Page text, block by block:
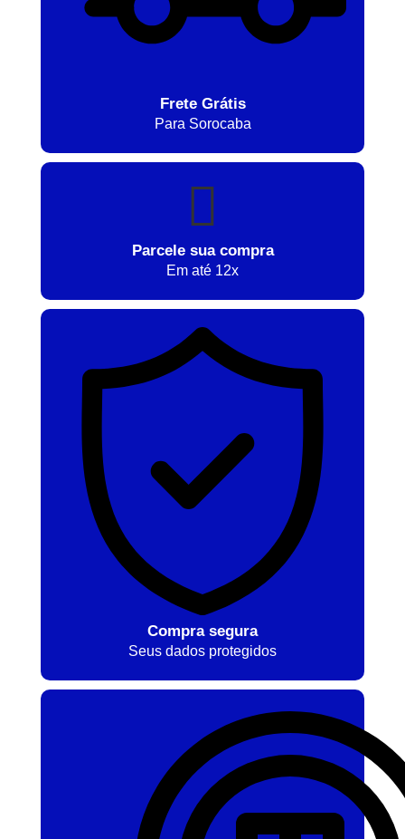
Frete Grátis
Para Sorocaba
Parcele sua compra
Em até 12x
Compra segura
Seus dados protegidos